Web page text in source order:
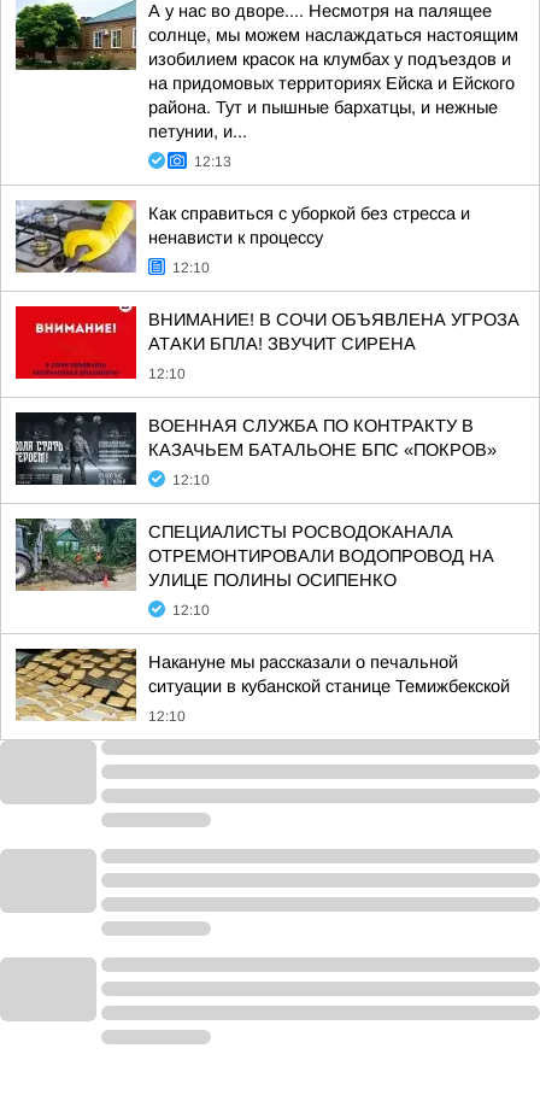
А у нас во дворе.... Несмотря на палящее
солнце, мы можем наслаждаться настоящим
изобилием красок на клумбах у подъездов и
на придомовых территориях Ейска и Ейского
района. Тут и пышные бархатцы, и нежные
петунии, и...
12:13
Как справиться с уборкой без стресса и
ненависти к процессу
12:10
ВНИМАНИЕ! В СОЧИ ОБЪЯВЛЕНА УГРОЗА
АТАКИ БПЛА! ЗВУЧИТ СИРЕНА
12:10
ВОЕННАЯ СЛУЖБА ПО КОНТРАКТУ В
КАЗАЧЬЕМ БАТАЛЬОНЕ БПС «ПОКРОВ»
12:10
СПЕЦИАЛИСТЫ РОСВОДОКАНАЛА
ОТРЕМОНТИРОВАЛИ ВОДОПРОВОД НА
УЛИЦЕ ПОЛИНЫ ОСИПЕНКО
12:10
Накануне мы рассказали о печальной
ситуации в кубанской станице Темижбекской
12:10